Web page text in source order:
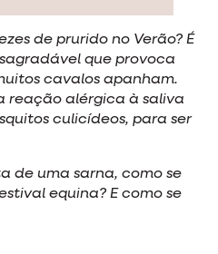
de prurido no Verão? É
que provoca
cavalos apanham.
reação alérgica à saliva
culicídeos, para ser
de uma sarna, como se
equina? E como se